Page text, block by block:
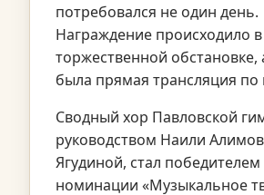
потребовался не один день.
Награждение происходило в
торжественной обстановке,
была прямая трансляция по
Сводный хор Павловской
руководством Наили
Ягудиной, стал победителем
номинации «Музыкальное